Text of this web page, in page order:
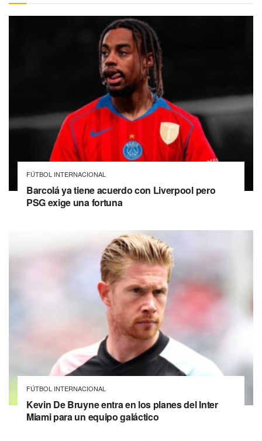
FÚTBOL INTERNACIONAL
Barcolá ya tiene acuerdo con Liverpool pero
PSG exige una fortuna
FÚTBOL INTERNACIONAL
Kevin De Bruyne entra en los planes del Inter
Miami para un equipo galáctico